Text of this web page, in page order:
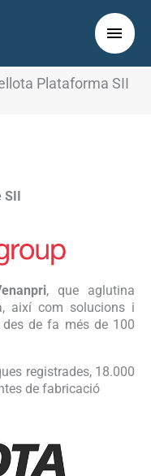
Plataforma SII
, que aglutina
així com solucions i
de fa més de 100
registrades, 18.000
de fabricació